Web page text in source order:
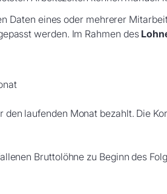
Daten eines oder mehrerer
werden. Im Rahmen des
laufenden Monat bezahlt. Die
Bruttolöhne zu Beginn des